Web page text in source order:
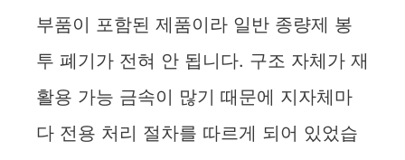
부품이 포함된 제품이라 일반 종량제 봉
투 폐기가 전혀 안 됩니다. 구조 자체가 재
활용 가능 금속이 많기 때문에 지자체마
다 전용 처리 절차를 따르게 되어 있었습